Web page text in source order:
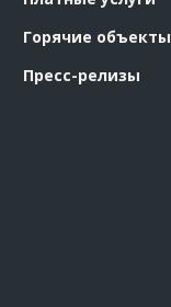
Горячие объекты
Пресс-релизы